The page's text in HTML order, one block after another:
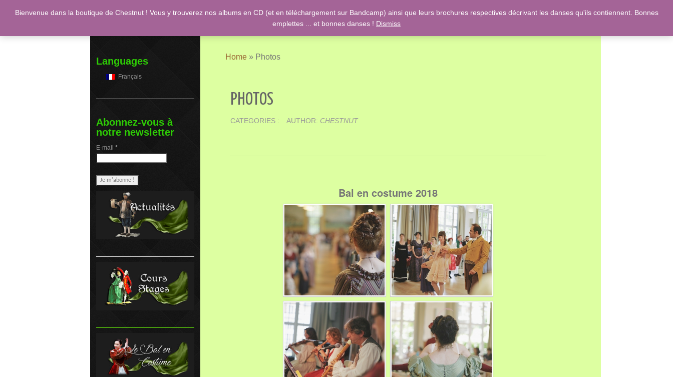
English Country Dancing & Danses anciennes de l'époque des Stuarts …. et des romans de Jane Austen !
Home » Photos
PHOTOS
CATEGORIES : AUTHOR: CHESTNUT
Bal en costume 2018
Languages
Français
Abonnez-vous à
notre newsletter
E-mail *
Bienvenue dans la boutique de Chestnut ! Vous y trouverez nos albums en CD (et en téléchargement sur Bandcamp) ainsi que leurs brochures respectives décrivant les danses qu'ils contiennent. Bonnes
emplettes ... et bonnes danses ! Dismiss